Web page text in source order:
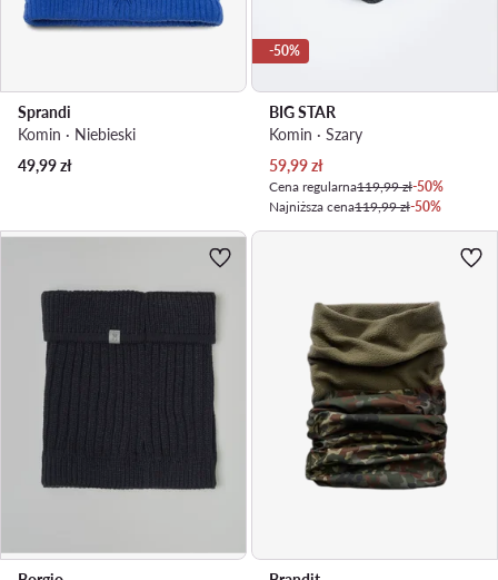
Sprandi
Komin · Niebieski
49,99zł
-50%
BIG STAR
Komin · Szary
Aktualna cena
59,99zł
Cena regularna119,99 zł-50%
Najniższa cena119,99 zł-50%